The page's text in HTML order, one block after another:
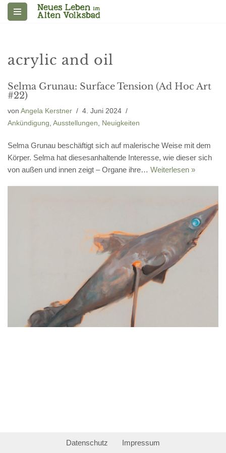
acrylic and oil
Selma Grunau: Surface Tension (Ad Hoc Art
#22)
von Angela Kerstner
4. Juni 2024
Ankündigung, Ausstellungen, Neuigkeiten
Selma Grunau beschäftigt sich auf malerische Weise mit dem
Körper. Selma hat diesesanhaltende Interesse, wie dieser sich
von außen und innen zeigt – Organe ihre… Weiterlesen »
Datenschutz Impressum